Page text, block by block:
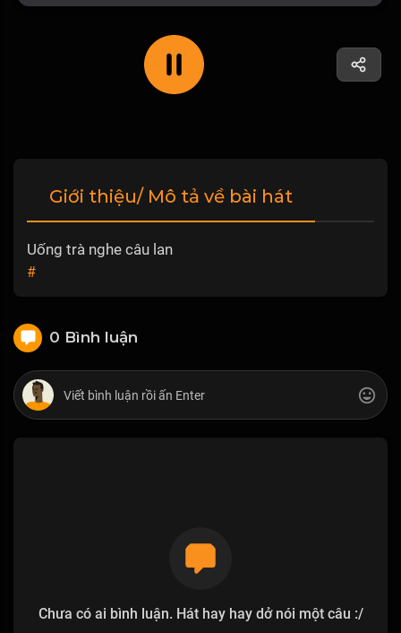
Giới thiệu/ Mô tả về bài hát
Uống trà nghe câu lan
#
0 Bình luận
Chưa có ai bình luận. Hát hay hay dở nói một câu :/